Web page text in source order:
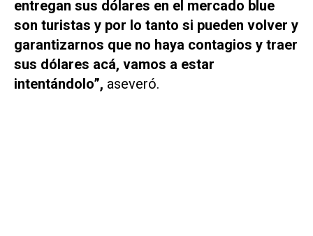
entregan sus dólares en el mercado blue
son turistas y por lo tanto si pueden volver y
garantizarnos que no haya contagios y traer
sus dólares acá, vamos a estar
intentándolo”, aseveró.